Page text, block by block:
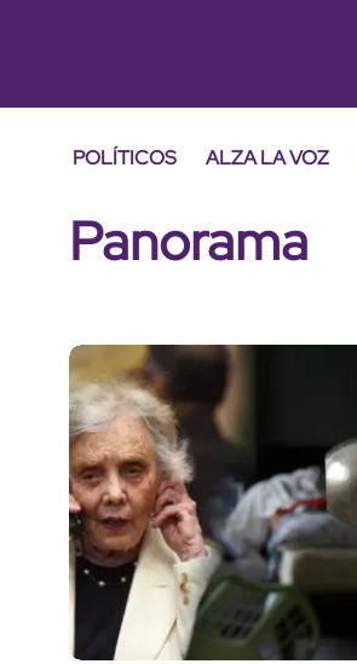
POLÍTICOS ALZA LA VOZ
Panorama